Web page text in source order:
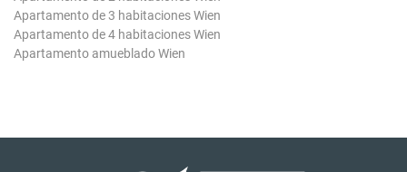
Apartamento de 3 habitaciones Wien
Apartamento de 4 habitaciones Wien
Apartamento amueblado Wien